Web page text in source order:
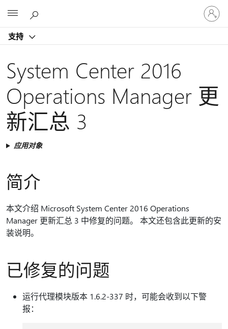
支持
请
登
录
System Center 2016
Operations Manager 更
新汇总 3
应用对象
简介
本文介绍 Microsoft System Center 2016 Operations
Manager 更新汇总 3 中修复的问题。 本文还包含此更新的安
装说明。
已修复的问题
运行代理模块版本 1.6.2-337 时，可能会收到以下警
报：